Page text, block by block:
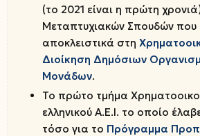
(το 2021 είναι η πρώτη
Μεταπτυχιακών Σπουδών που
αποκλειστικά στη
Διοίκηση Δημόσιων
Μονάδων.
Το πρώτο τμήμα
ελληνικού Α.Ε.Ι. το οποίο
τόσο για το Πρόγραμμα